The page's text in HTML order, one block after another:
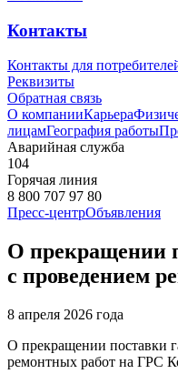
Контакты
Контакты для
Реквизиты
Обратная связь
О компанииКарьера
лицамГеография работы
Аварийная служба
104
Горячая линия
8 800 707 97 80
Пресс-центрОбъявления
О прекращении
с проведением
8 апреля 2026 года
О прекращении поставки
ремонтных работ на ГРС